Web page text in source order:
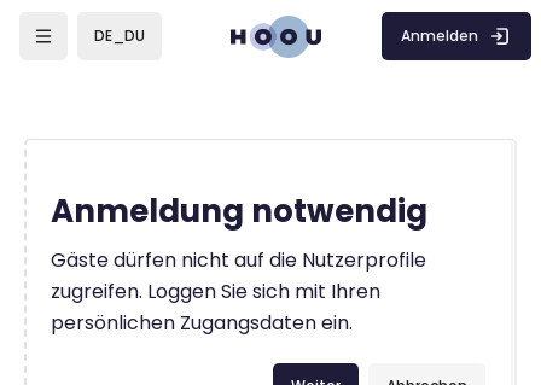
DE_DU Anmelden
Anmeldung notwendig
Gäste dürfen nicht auf die Nutzerprofile
zugreifen. Loggen Sie sich mit Ihren
persönlichen Zugangsdaten ein.